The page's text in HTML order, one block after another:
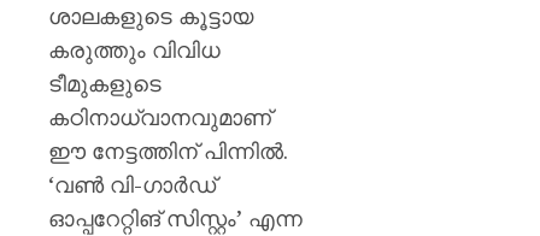
ശാലകളുടെ കൂട്ടായ
കരുത്തും വിവിധ
ടീമുകളുടെ
കഠിനാധ്വാനവുമാണ്
ഈ നേട്ടത്തിന് പിന്നിൽ.
‘വൺ വി-ഗാർഡ്
ഓപ്പറേറ്റിങ് സിസ്റ്റം’ എന്ന